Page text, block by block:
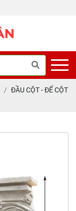
ĐẦU CỘT - ĐẾ CỘT